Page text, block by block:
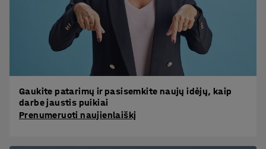
Gaukite patarimų ir pasisemkite naujų idėjų, kaip
darbe jaustis puikiai
Prenumeruoti naujienlaiškį